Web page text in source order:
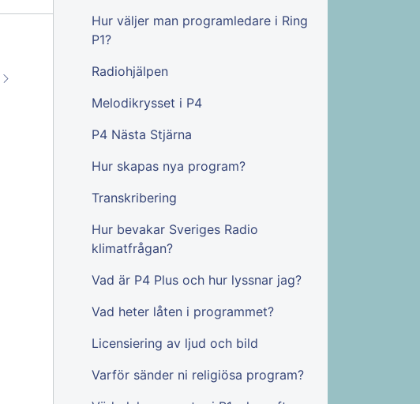
Hur väljer man programledare i Ring
P1?
Radiohjälpen
Melodikrysset i P4
P4 Nästa Stjärna
Hur skapas nya program?
Transkribering
Hur bevakar Sveriges Radio
klimatfrågan?
Vad är P4 Plus och hur lyssnar jag?
Vad heter låten i programmet?
Licensiering av ljud och bild
Varför sänder ni religiösa program?